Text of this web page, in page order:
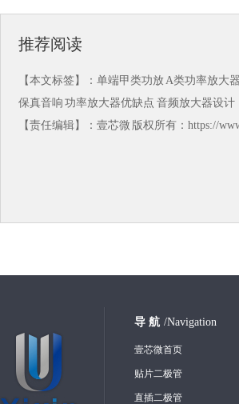
推荐阅读
【本文标签】： 单端甲类功放A类功率放大器
保真音响 功率放大器优缺点 音频放大器设计
【责任编辑】： 壹芯微 版权所有：https://
导 航 /Navigation
壹芯微首页
贴片二极管
直插二极管